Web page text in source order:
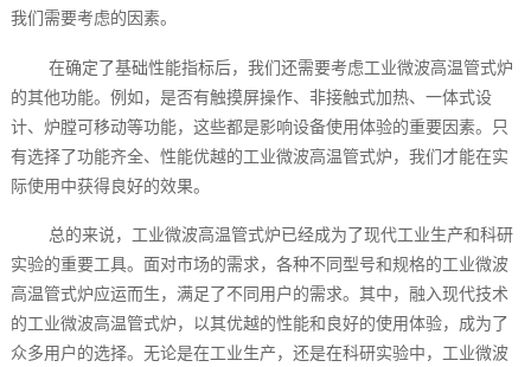
我们需要考虑的因素。
在确定了基础性能指标后，我们还需要考虑工业微波高温管式炉
的其他功能。例如，是否有触摸屏操作、非接触式加热、一体式设
计、炉膛可移动等功能，这些都是影响设备使用体验的重要因素。只
有选择了功能齐全、性能优越的工业微波高温管式炉，我们才能在实
际使用中获得良好的效果。
总的来说，工业微波高温管式炉已经成为了现代工业生产和科研
实验的重要工具。面对市场的需求，各种不同型号和规格的工业微波
高温管式炉应运而生，满足了不同用户的需求。其中，融入现代技术
的工业微波高温管式炉，以其优越的性能和良好的使用体验，成为了
众多用户的选择。无论是在工业生产，还是在科研实验中，工业微波